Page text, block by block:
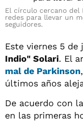
El círculo cercano del
redes para llevar un
seguidores.
Este viernes 5 de
Indio" Solari. El
mal de Parkinson
últimos años
De acuerdo con
en las primeras